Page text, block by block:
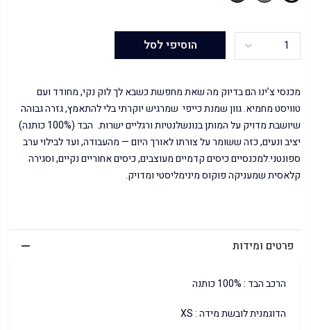
הוסיפי לסל
מכנסי צ’ינו הם בדיוק מה שאת מחפשת כשבא לך לוק נקי, מחודד ועם
טוויסט מחמיא. גוון שמנת כייפי שמרגיש יוקרתי בלי להתאמץ, גזרה גבוהה
שיושבת מדויק על המותן בנונשלנטיות ורגליים ישרות. הבד (100% כותנה)
יציב ונעים, כזה ששומר על צורתו לאורך היום — מהעבודה, ועד לבילוי ערב
ספונטני.למכנסיים כיסים קדמיים מעוצבים, כיסים אחוריים נקיים, וסגירה
קלאסית שמעניקה פוקוס מינימליסטי ומדויק.
פרטים ומידות
הרכב הבד : 100% כותנה
הדוגמנית לובשת מידה : XS